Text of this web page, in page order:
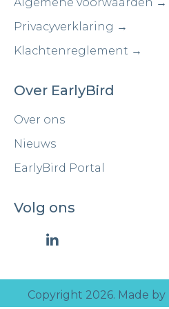
Privacyverklaring →
Klachtenreglement →
Over EarlyBird
Over ons
Nieuws
EarlyBird Portal
Volg ons
Copyright 2026. Made by